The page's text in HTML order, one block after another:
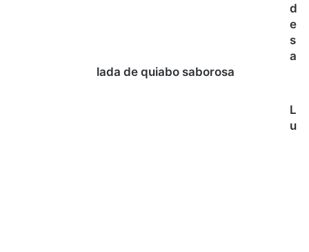
d
e
s
a
lada de quiabo saborosa
L
u